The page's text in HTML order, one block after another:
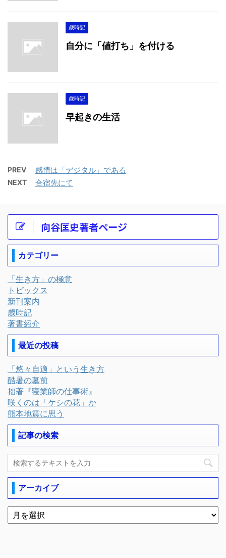
歳時記
自分に「値打ち」を付ける
歳時記
早起きの生活
PREV 感情は「デジタル」である
NEXT 合宿先にて
向谷匡史著者ページ
カテゴリー
「生き方」の極意
トピックス
新刊案内
歳時記
著書紹介
最近の投稿
「悠々自適」という生き方
酷暑の墓前
拙著『寝業師の仕事術』
咲くのは「ケシの花」か
熊本地震に思う
記事の検索
アーカイブ